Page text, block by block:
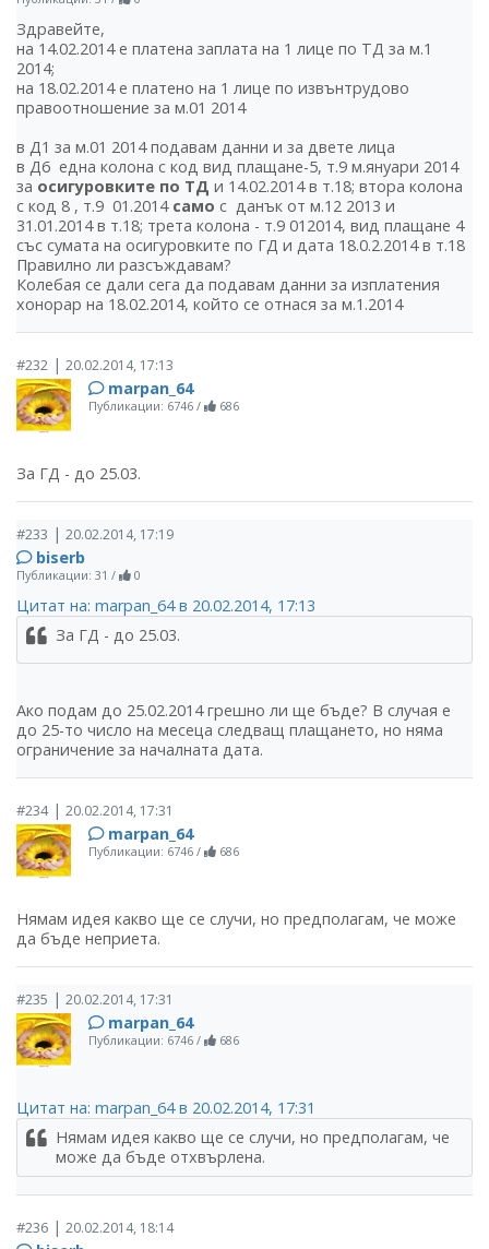
Здравейте,
на 14.02.2014 е платена заплата на 1 лице по ТД за м.1
2014;
на 18.02.2014 е платено на 1 лице по извънтрудово
правоотношение за м.01 2014
в Д1 за м.01 2014 подавам данни и за двете лица
в Д6 една колона с код вид плащане-5, т.9 м.януари 2014
за осигуровките по ТД и 14.02.2014 в т.18; втора колона
с код 8 , т.9 01.2014 само с данък от м.12 2013 и
31.01.2014 в т.18; трета колона - т.9 012014, вид плащане 4
със сумата на осигуровките по ГД и дата 18.0.2.2014 в т.18
Правилно ли разсъждавам?
Колебая се дали сега да подавам данни за изплатения
хонорар на 18.02.2014, който се отнася за м.1.2014
#232 | 20.02.2014, 17:13
marpan_64
Публикации: 6746 / 686
За ГД - до 25.03.
#233 | 20.02.2014, 17:19
biserb
Публикации: 31 / 0
Цитат на: marpan_64 в 20.02.2014, 17:13
За ГД - до 25.03.
Ако подам до 25.02.2014 грешно ли ще бъде? В случая е
до 25-то число на месеца следващ плащането, но няма
ограничение за началната дата.
#234| 20.02.2014, 17:31
marpan_64
Публикации: 6746 / 686
Нямам идея какво ще се случи, но предполагам, че може
да бъде неприета.
#235 | 20.02.2014, 17:31
marpan_64
Публикации: 6746 / 686
Цитат на: marpan_64 в 20.02.2014, 17:31
Нямам идея какво ще се случи, но предполагам, че
може да бъде отхвърлена.
#236 | 20.02.2014, 18:14